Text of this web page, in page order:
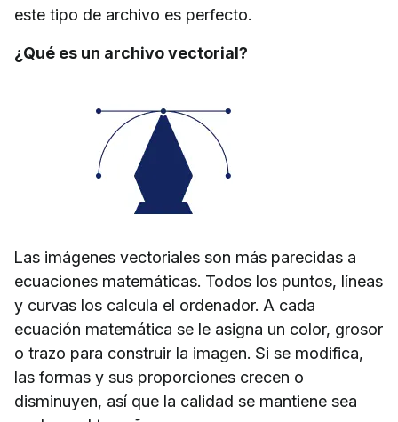
este tipo de archivo es perfecto.
¿Qué es un archivo vectorial?
Las imágenes vectoriales son más parecidas a
ecuaciones matemáticas. Todos los puntos, líneas
y curvas los calcula el ordenador. A cada
ecuación matemática se le asigna un color, grosor
o trazo para construir la imagen. Si se modifica,
las formas y sus proporciones crecen o
disminuyen, así que la calidad se mantiene sea